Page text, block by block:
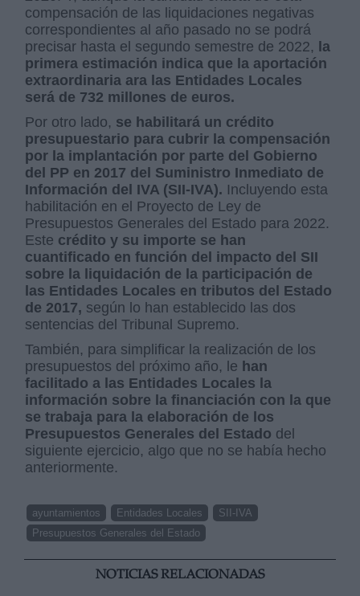
compensación de las liquidaciones negativas
correspondientes al año pasado no se podrá
precisar hasta el segundo semestre de 2022,
la
primera estimación indica que la aportación
extraordinaria ara las Entidades Locales
será de 732 millones de euros.
Por otro lado, se habilitará un crédito
presupuestario para cubrir la compensación
por la implantación por parte del Gobierno
del PP en 2017 del Suministro Inmediato de
Información del IVA (SII-IVA). Incluyendo esta
habilitación en el Proyecto de Ley de
Presupuestos Generales del Estado para 2022.
Este crédito y su importe se han
cuantificado en función del impacto del SII
sobre la liquidación de la participación de
las Entidades Locales en tributos del Estado
de 2017, según lo han establecido las dos
sentencias del Tribunal Supremo.
También, para simplificar la realización de los
presupuestos del próximo año, le han
facilitado a las Entidades Locales la
información sobre la financiación con la que
se trabaja para la elaboración de los
Presupuestos Generales del Estado del
siguiente ejercicio, algo que no se había hecho
anteriormente.
ayuntamientos Entidades Locales
SII-IVA
Presupuestos Generales del Estado
NOTICIAS RELACIONADAS